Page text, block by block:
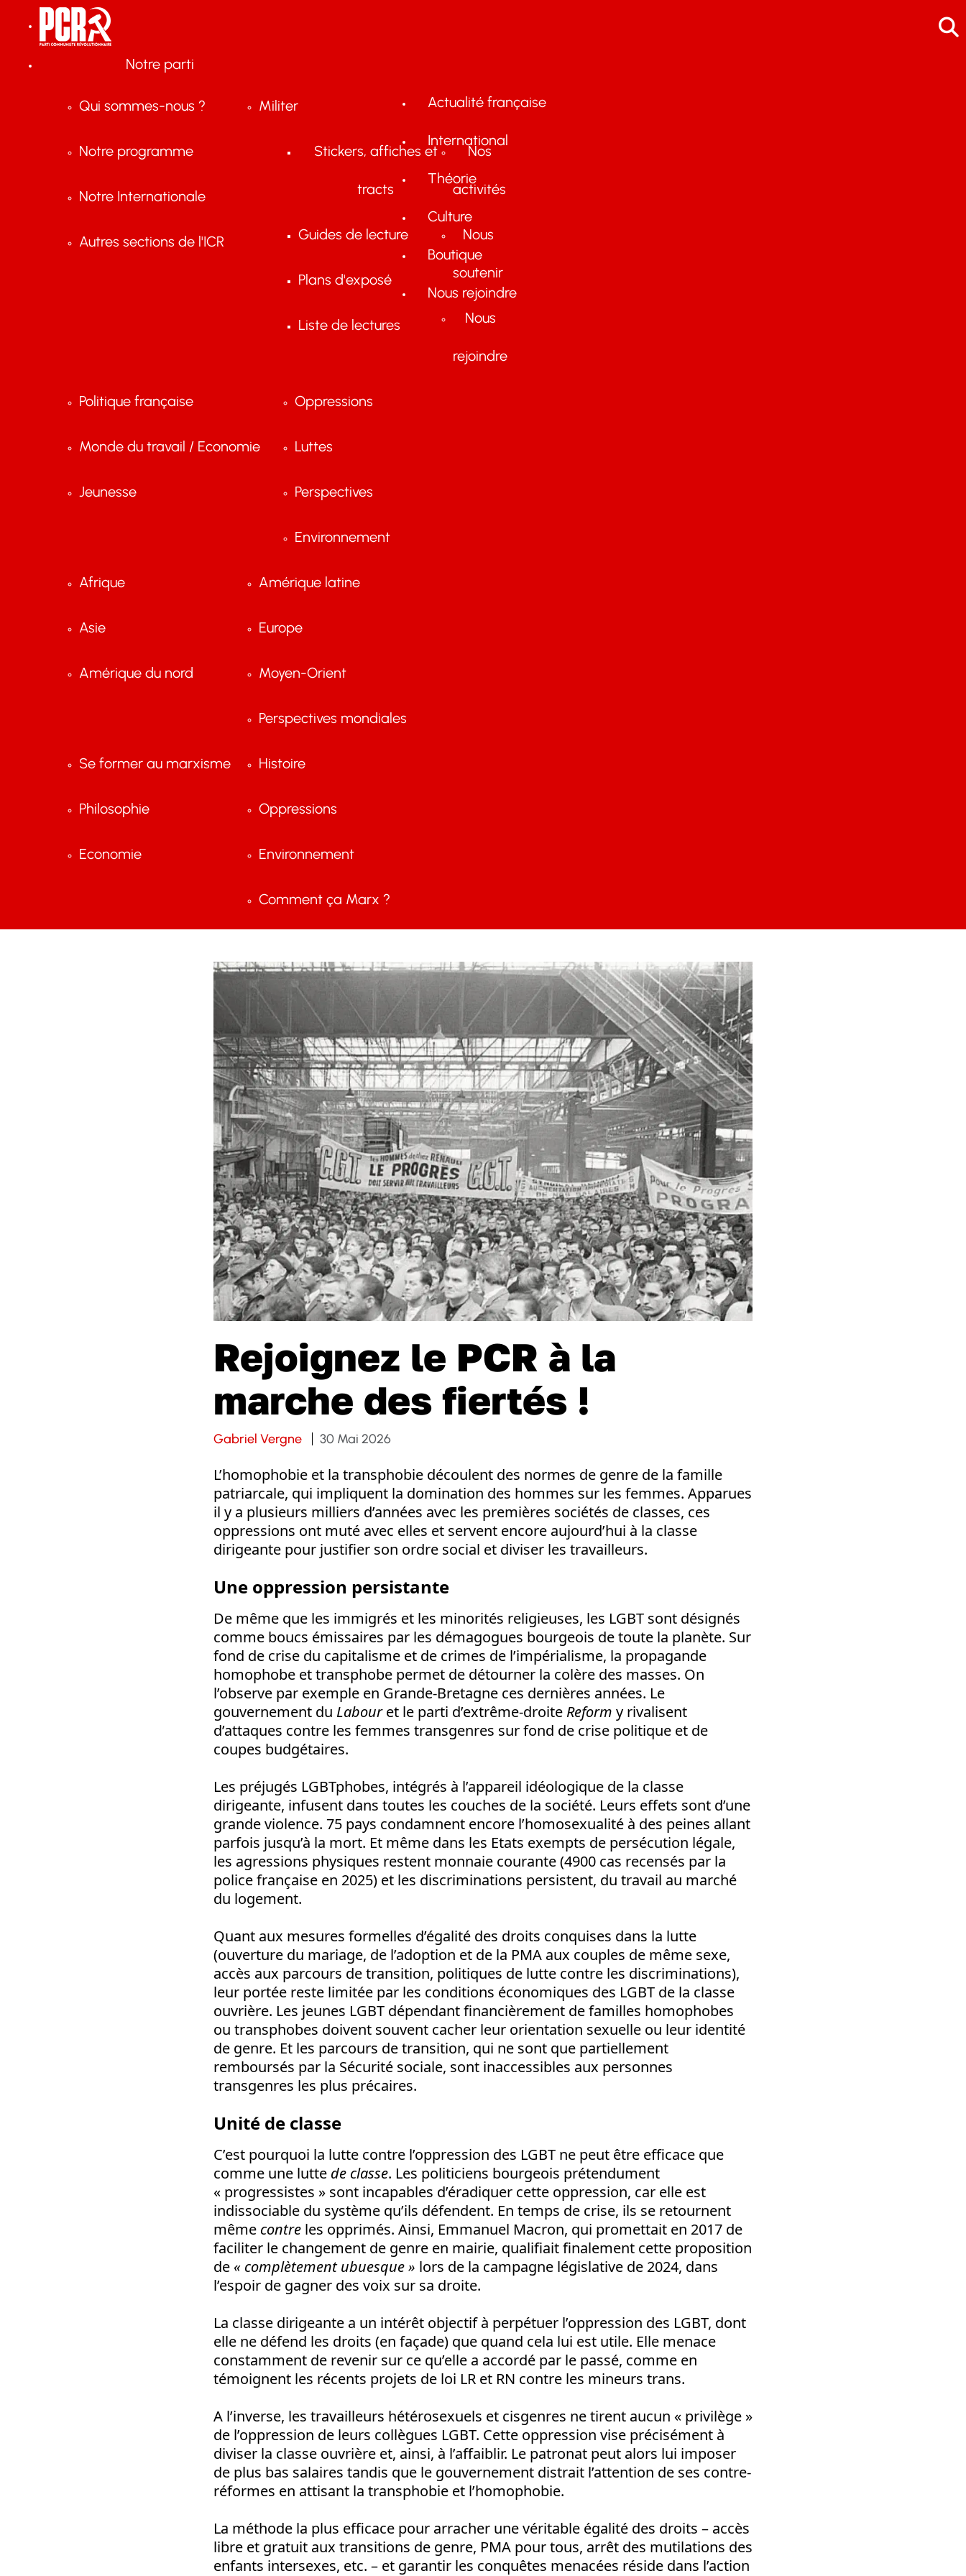
Notre parti
Qui sommes-nous ?
Notre programme
Notre Internationale
Autres sections de l'ICR
Militer
Stickers, affiches et
tracts
Guides de lecture
Plans d'exposé
Liste de lectures
Nos
activités
Nous
soutenir
Nous
rejoindre
Actualité française
Politique française
Monde du travail / Economie
Jeunesse
Oppressions
Luttes
Perspectives
Environnement
International
Afrique
Asie
Amérique du nord
Amérique latine
Europe
Moyen-Orient
Perspectives mondiales
Théorie
Se former au marxisme
Philosophie
Economie
Histoire
Oppressions
Environnement
Comment ça Marx ?
Culture
Boutique
Nous rejoindre
Rejoignez le PCR à la
marche des fiertés !
Gabriel Vergne 30 Mai 2026
L’homophobie et la transphobie découlent des normes de genre de la famille
patriarcale, qui impliquent la domination des hommes sur les femmes. Apparues
il y a plusieurs milliers d’années avec les premières sociétés de classes, ces
oppressions ont muté avec elles et servent encore aujourd’hui à la classe
dirigeante pour justifier son ordre social et diviser les travailleurs.
Une oppression persistante
De même que les immigrés et les minorités religieuses, les LGBT sont désignés
comme boucs émissaires par les démagogues bourgeois de toute la planète. Sur
fond de crise du capitalisme et de crimes de l’impérialisme, la propagande
homophobe et transphobe permet de détourner la colère des masses. On
l’observe par exemple en Grande-Bretagne ces dernières années. Le
gouvernement du Labouret le parti d’extrême-droite Reform y rivalisent
d’attaques contre les femmes transgenres sur fond de crise politique et de
coupes budgétaires.
Les préjugés LGBTphobes, intégrés à l’appareil idéologique de la classe
dirigeante, infusent dans toutes les couches de la société. Leurs effets sont d’une
grande violence. 75 pays condamnent encore l’homosexualité à des peines allant
parfois jusqu’à la mort. Et même dans les Etats exempts de persécution légale,
les agressions physiques restent monnaie courante (4900 cas recensés par la
police française en 2025) et les discriminations persistent, du travail au marché
du logement.
Quant aux mesures formelles d’égalité des droits conquises dans la lutte
(ouverture du mariage, de l’adoption et de la PMA aux couples de même sexe,
accès aux parcours de transition, politiques de lutte contre les discriminations),
leur portée reste limitée par les conditions économiques des LGBT de la classe
ouvrière. Les jeunes LGBT dépendant financièrement de familles homophobes
ou transphobes doivent souvent cacher leur orientation sexuelle ou leur identité
de genre. Et les parcours de transition, qui ne sont que partiellement
remboursés par la Sécurité sociale, sont inaccessibles aux personnes
transgenres les plus précaires.
Unité de classe
C’est pourquoi la lutte contre l’oppression des LGBT ne peut être efficace que
comme une lutte de classe. Les politiciens bourgeois prétendument
« progressistes » sont incapables d’éradiquer cette oppression, car elle est
indissociable du système qu’ils défendent. En temps de crise, ils se retournent
même contre les opprimés. Ainsi, Emmanuel Macron, qui promettait en 2017 de
faciliter le changement de genre en mairie, qualifiait finalement cette proposition
de « complètement ubuesque» lors de la campagne législative de 2024, dans
l’espoir de gagner des voix sur sa droite.
La classe dirigeante a un intérêt objectif à perpétuer l’oppression des LGBT, dont
elle ne défend les droits (en façade) que quand cela lui est utile. Elle menace
constamment de revenir sur ce qu’elle a accordé par le passé, comme en
témoignent les récents projets de loi LR et RN contre les mineurs trans.
A l’inverse, les travailleurs hétérosexuels et cisgenres ne tirent aucun « privilège »
de l’oppression de leurs collègues LGBT. Cette oppression vise précisément à
diviser la classe ouvrière et, ainsi, à l’affaiblir. Le patronat peut alors lui imposer
de plus bas salaires tandis que le gouvernement distrait l’attention de ses contre-
réformes en attisant la transphobie et l’homophobie.
La méthode la plus efficace pour arracher une véritable égalité des droits – accès
libre et gratuit aux transitions de genre, PMA pour tous, arrêt des mutilations des
enfants intersexes, etc. – et garantir les conquêtes menacées réside dans l’action